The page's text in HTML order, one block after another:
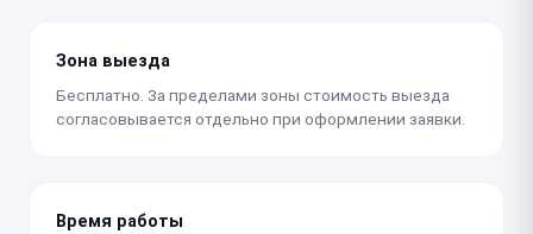
Зона выезда
Бесплатно. За пределами зоны стоимость выезда
согласовывается отдельно при оформлении заявки.
Время работы